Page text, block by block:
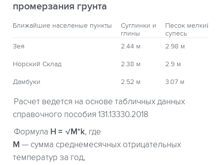
промерзания грунта
Ближайшие населеные пункты
Суглинки и
глины
Песок мелкий,
супесь
Зея
2.44 м 2.98 м
Норский Склад 2.38 м 2.9 м
Дамбуки 2.52 м 3.07 м
Расчет ведется на основе табличных данных
справочного пособия 131.13330.2018
Формула H = √M*k, где
М — сумма среднемесячных отрицательных
температур за год,